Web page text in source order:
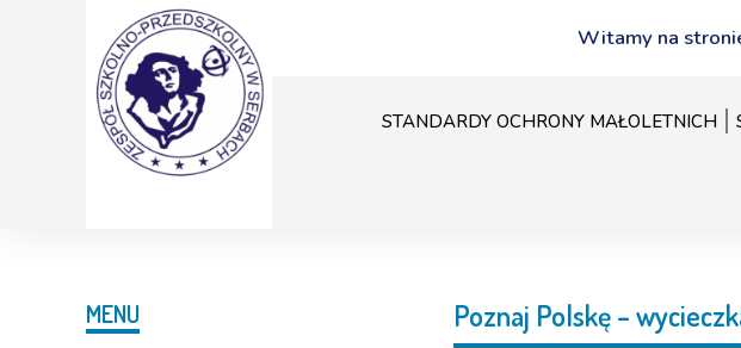
Witamy na
STANDARDY OCHRONY MAŁOLETNICH
Poznaj Polskę –
MENU